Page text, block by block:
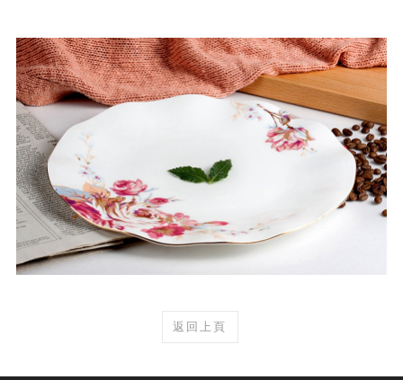
返回上頁